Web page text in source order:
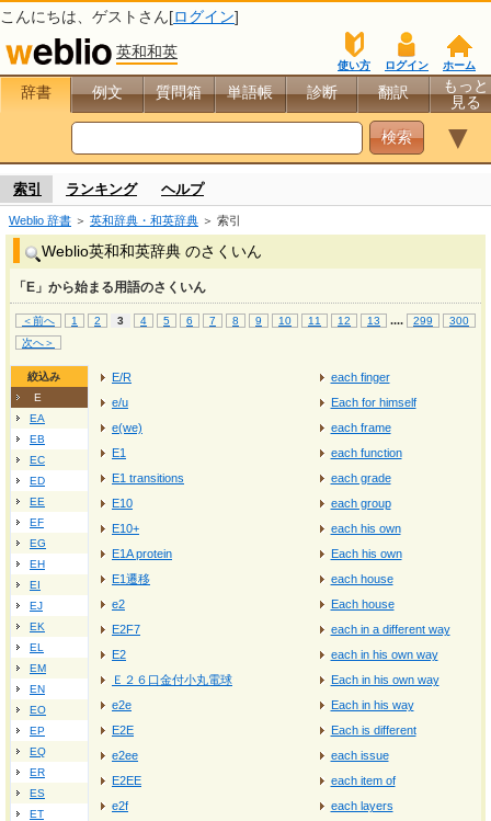
こんにちは、 ゲスト さん[ログイン]
英和和英
ホーム
ログイン
使い方
辞書 例文 質問箱 単語帳 診断 翻訳
もっと
見る
▼
索引 ランキング ヘルプ
Weblio 辞書 ＞ 英和辞典・和英辞典 ＞ 索引
Weblio英和和英辞典 のさくいん
「E」から始まる用語のさくいん
＜前へ 1 2 3 4 5 6 7 8 9 10 11 12 13 .... 299
300
次へ＞
絞込み
E
EA
EB
EC
ED
EE
EF
EG
EH
EI
EJ
EK
EL
EM
EN
EO
EP
EQ
ER
ES
ET
E/R
e/u
e(we)
E1
E1 transitions
E10
E10+
E1A protein
E1遷移
e2
E2F7
E2
Ｅ２６口金付小丸電球
e2e
E2E
e2ee
E2EE
e2f
each finger
Each for himself
each frame
each function
each grade
each group
each his own
Each his own
each house
Each house
each in a different way
each in his own way
Each in his own way
Each in his way
Each is different
each issue
each item of
each layers